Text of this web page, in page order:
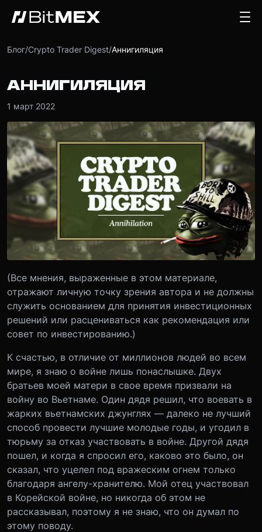
Блог/Crypto Trader Digest/Аннигиляция
АННИГИЛЯЦИЯ
1 март 2022
(Все мнения, выраженные в этом материале,
отражают личную точку зрения автора и не должны
служить основанием для принятия инвестиционных
решений или расцениваться как рекомендация или
совет по инвестированию.)
К счастью, в отличие от миллионов людей во всем
мире, я знаю о войне лишь понаслышке. Двух
братьев моей матери в свое время призвали на
войну во Вьетнаме. Один дядя решил, что воевать в
жарких вьетнамских джунглях — далеко не лучший
способ провести лучшие молодые годы, и угодил в
тюрьму за отказ участвовать в войне. Другой дядя
пошел, и когда я спросил его, каково это было, он
сказал, что уцелел под вражеским огнем только
благодаря ангелу-хранителю. Мой отец участвовал
в Корейской войне, но никогда об этом не
рассказывал, поэтому я не знаю, что он думал по
этому поводу.